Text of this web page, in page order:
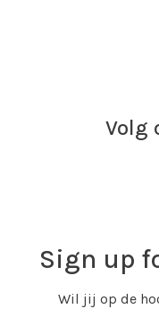
Volg
Sign up
Wil jij op de